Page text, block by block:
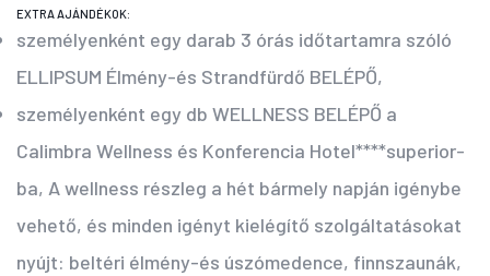
EXTRA AJÁNDÉKOK:
személyenként egy darab 3 órás időtartamra szóló
ELLIPSUM Élmény-és Strandfürdő BELÉPŐ,
személyenként egy db WELLNESS BELÉPŐ a
Calimbra Wellness és Konferencia Hotel****superior-
ba, A wellness részleg a hét bármely napján igénybe
vehető, és minden igényt kielégítő szolgáltatásokat
nyújt: beltéri élmény-és úszómedence, finnszaunák,